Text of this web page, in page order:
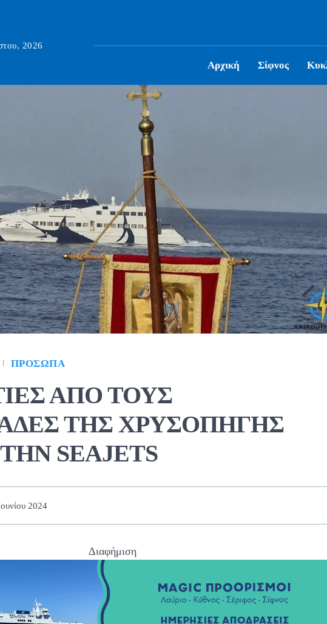
2026
Αρχική Σίφνος
ΠΡΌΣΩΠΑ
ΑΠΟ ΤΟΥΣ
ΤΗΣ ΧΡΥΣΟΠΗΓΗΣ
SEAJETS
2024
Διαφήμιση